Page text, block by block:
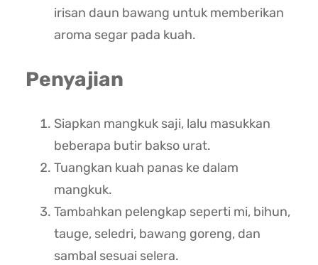
irisan daun bawang untuk memberikan
aroma segar pada kuah.
Penyajian
Siapkan mangkuk saji, lalu masukkan
beberapa butir bakso urat.
Tuangkan kuah panas ke dalam
mangkuk.
Tambahkan pelengkap seperti mi, bihun,
tauge, seledri, bawang goreng, dan
sambal sesuai selera.